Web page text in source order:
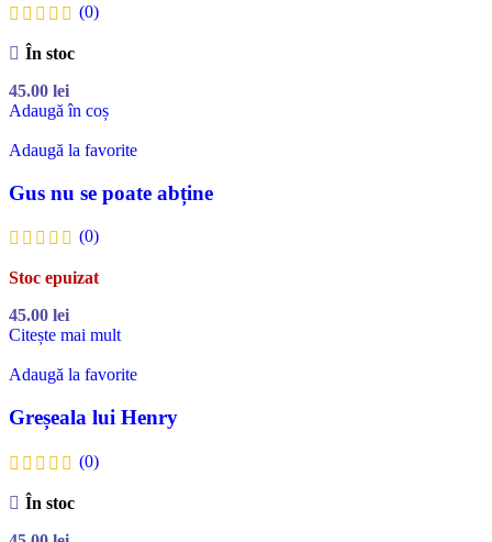
(0)
În stoc
45.00 lei
Adaugă în coș
Adaugă la favorite
Gus nu se poate abține
(0)
Stoc epuizat
45.00 lei
Citește mai mult
Adaugă la favorite
Greșeala lui Henry
(0)
În stoc